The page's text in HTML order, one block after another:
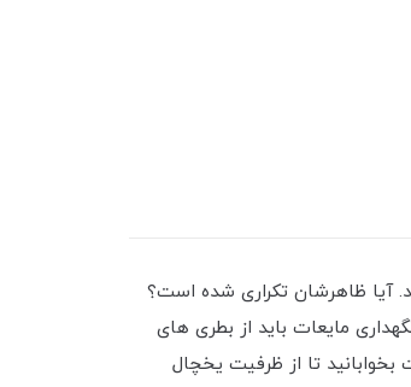
آیا ظاهرشان تکراری شده ‌است؟
مایعات باید از بطری های
تا از ظرفیت یخچال